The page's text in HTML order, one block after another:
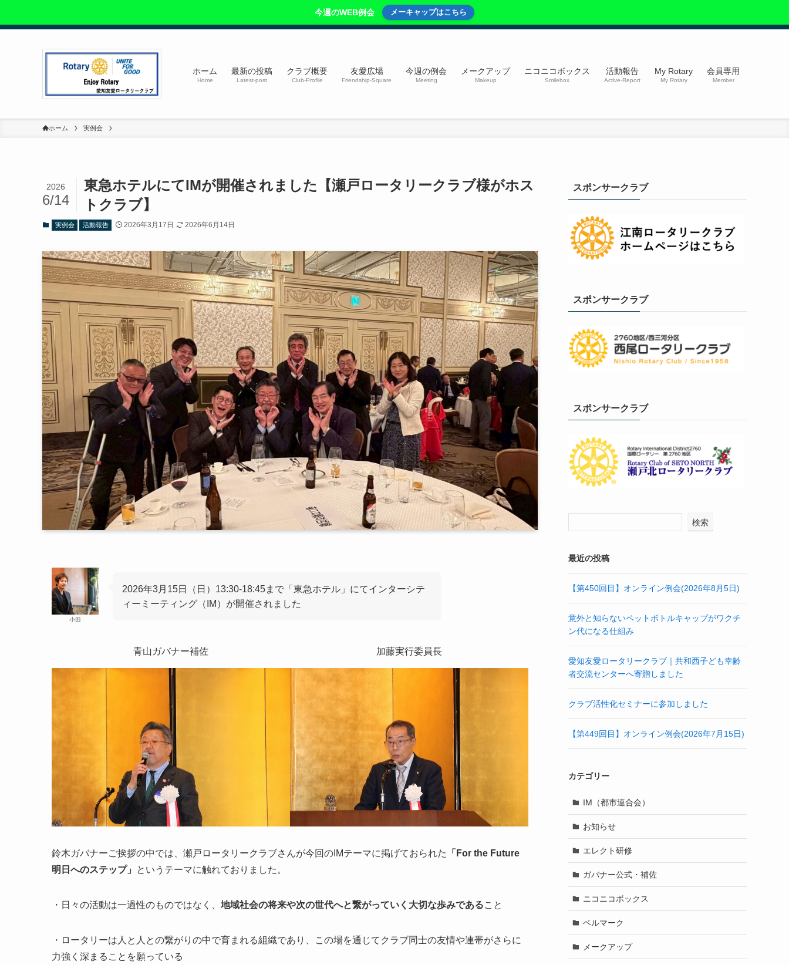
今週のWEB例会 メーキャップはこちら
ホーム
Home
最新の投稿
Latest-post
クラブ概要
Club-Profile
友愛広場
Friendship-Square
今週の例会
Meeting
メークアップ
Makeup
ニコニコボックス
Smilebox
活動報告
Active-Report
My Rotary
My Rotary
会員専用
Member
ホーム 実例会
東急ホテルにてIMが開催されました【瀬戸ロータリークラブ様がホス
トクラブ】
2026
6/14
実例会 活動報告 2026年3月17日 2026年6月14日
小田
2026年3月15日（日）13:30-18:45まで「東急ホテル」にてインターシテ
ィーミーティング（IM）が開催されました
青山ガバナー補佐 加藤実行委員長
鈴木ガバナーご挨拶の中では、瀬戸ロータリークラブさんが今回のIMテーマに掲げておられた
「For the Future
明日へのステップ」
というテーマに触れておりました。
・日々の活動は一過性のものではなく、 地域社会の将来や次の世代へと繋がっていく大切な歩みであること
・ロータリーは人と人との繋がりの中で育まれる組織であり、この場を通じてクラブ同士の友情や連帯がさらに
力強く深まることを願っている
スポンサークラブ
スポンサークラブ
スポンサークラブ
検索
最近の投稿
【第450回目】オンライン例会(2026年8月5日)
意外と知らないペットボトルキャップがワクチ
ン代になる仕組み
愛知友愛ロータリークラブ｜共和西子ども幸齢
者交流センターへ寄贈しました
クラブ活性化セミナーに参加しました
【第449回目】オンライン例会(2026年7月15日)
カテゴリー
IM（都市連合会）
お知らせ
エレクト研修
ガバナー公式・補佐
ニコニコボックス
ベルマーク
メークアップ